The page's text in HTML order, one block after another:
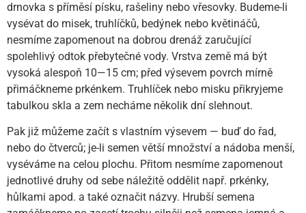
drnovka s příměsí písku, rašeliny nebo vřesovky. Budeme-li
vysévat do misek, truhlíčků, bedýnek nebo květináčů,
nesmíme zapomenout na dobrou drenáž zaručující
spolehlivý odtok přebytečné vody. Vrstva země má být
vysoká alespoň 10—15 cm; před výsevem povrch mírně
přimáčkneme prkénkem. Truhlíček nebo misku přikryjeme
tabulkou skla a zem necháme několik dní slehnout.
Pak již můžeme začít s vlastním výsevem — buď do řad,
nebo do čtverců; je-li semen větší množství a nádoba menší,
vyséváme na celou plochu. Přitom nesmíme zapomenout
jednotlivé druhy od sebe náležitě oddělit např. prkénky,
hůlkami apod. a také označit názvy. Hrubší semena